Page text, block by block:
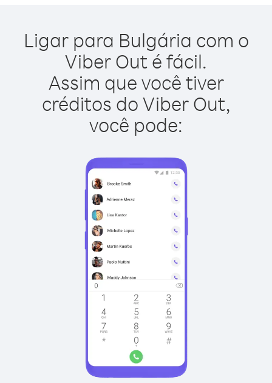
Ligar para Bulgária com o
Viber Out é fácil.
Assim que você tiver
créditos do Viber Out,
você pode: